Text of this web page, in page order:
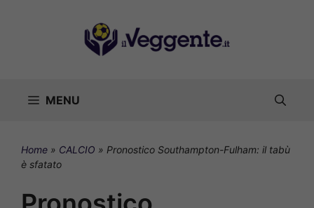
MENU
Home » CALCIO » Pronostico Southampton-Fulham: il tabù
è sfatato